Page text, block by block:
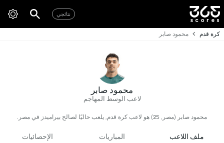
نتائجي
كرة قدم محمود صابر
محمود صابر
لاعب الوسط المهاجم
محمود صابر (مصر, 25) هو لاعب كرة قدم, يلعب حاليًا لصالح بيراميدز في مصر.
ملف اللاعب المباريات الإحصائيات